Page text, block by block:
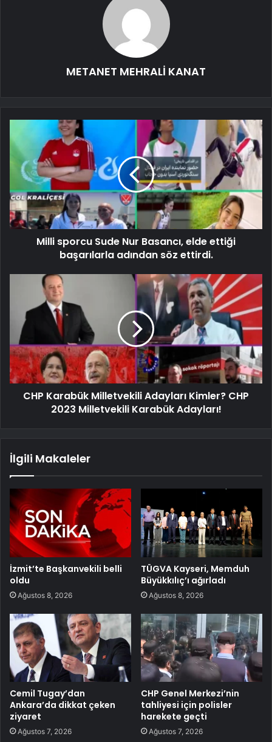
METANET MEHRALİ KANAT
Milli sporcu Sude Nur Basancı, elde ettiği
başarılarla adından söz ettirdi.
CHP Karabük Milletvekili Adayları Kimler? CHP
2023 Milletvekili Karabük Adayları!
İlgili Makaleler
İzmit’te Başkanvekili belli
oldu
Ağustos 8, 2026
TÜGVA Kayseri, Memduh
Büyükkılıç’ı ağırladı
Ağustos 8, 2026
Cemil Tugay’dan
Ankara’da dikkat çeken
ziyaret
Ağustos 7, 2026
CHP Genel Merkezi’nin
tahliyesi için polisler
harekete geçti
Ağustos 7, 2026